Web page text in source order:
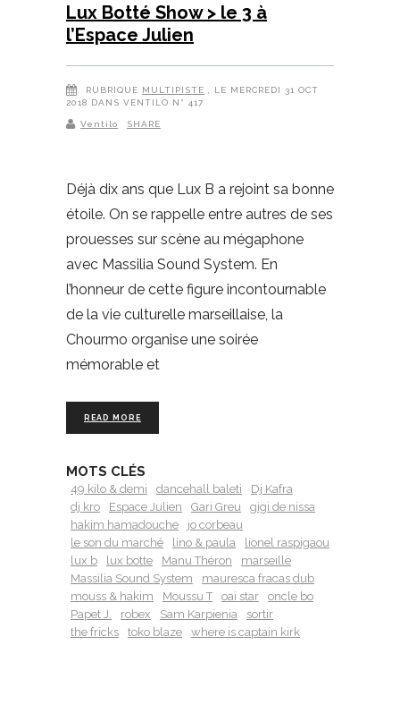
Lux Botté Show > le 3 à
l’Espace Julien
RUBRIQUE MULTIPISTE
, LE MERCREDI 31 OCT
2018 DANS VENTILO N° 417
Ventilo SHARE
Déjà dix ans que Lux B a rejoint sa bonne
étoile. On se rappelle entre autres de ses
prouesses sur scène au mégaphone
avec Massilia Sound System. En
l’honneur de cette figure incontournable
de la vie culturelle marseillaise, la
Chourmo organise une soirée
mémorable et
READ MORE
MOTS CLÉS
49 kilo & demi dancehall baleti
Dj Kafra
dj kro
Espace Julien Gari Greu
gigi de nissa
hakim hamadouche
jo corbeau
le son du marché
lino & paula
lionel raspigaou
lux b
lux botte Manu Théron
marseille
Massilia Sound System
mauresca fracas dub
mouss & hakim
Moussu T oai star
oncle bo
Papet J.
robex Sam Karpienia
sortir
the fricks
toko blaze where is captain kirk